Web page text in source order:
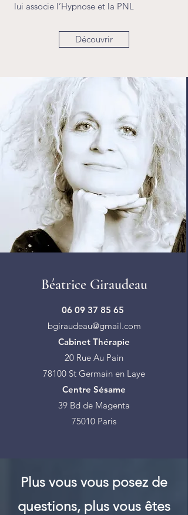
lui associe l’Hypnose et la PNL
Découvrir
Béatrice Giraudeau
06 09 37 85 65
bgiraudeau@gmail.com
Cabinet Thérapie
20 Rue Au Pain
78100 St Germain en Laye
Centre Sésame
39 Bd de Magenta
75010 Paris
Plus vous vous posez de
questions, plus vous êtes